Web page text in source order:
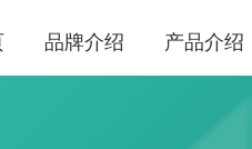
品牌介绍 产品介绍